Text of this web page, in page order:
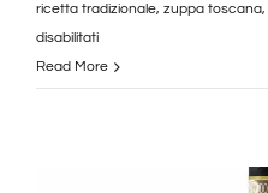
ricetta tradizionale, zuppa toscana,
disabilitatisu
Borgunto
Read More